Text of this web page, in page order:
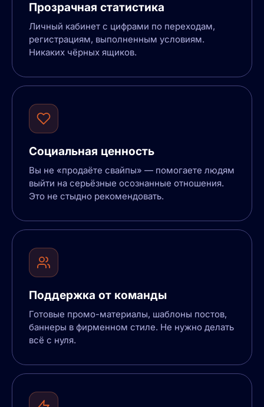
Прозрачная статистика
Личный кабинет с цифрами по переходам,
регистрациям, выполненным условиям.
Никаких чёрных ящиков.
Социальная ценность
Вы не «продаёте свайпы» — помогаете людям
выйти на серьёзные осознанные отношения.
Это не стыдно рекомендовать.
Поддержка от команды
Готовые промо-материалы, шаблоны постов,
баннеры в фирменном стиле. Не нужно делать
всё с нуля.